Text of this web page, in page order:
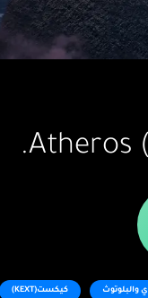
والبلوتوث كيكست(KEXT)